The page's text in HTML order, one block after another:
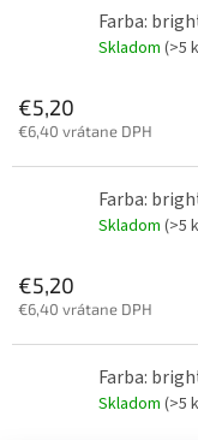
Farba:
Skladom (>5
€5,20
€6,40 vrátane DPH
Farba:
Skladom (>5
€5,20
€6,40 vrátane DPH
Farba:
Skladom (>5